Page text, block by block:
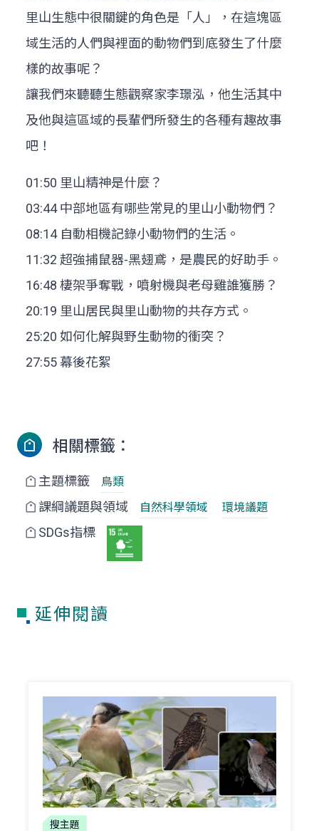
里山生態中很關鍵的角色是「人」，在這塊區
域生活的人們與裡面的動物們到底發生了什麼
樣的故事呢？
讓我們來聽聽生態觀察家李璟泓，他生活其中
及他與這區域的長輩們所發生的各種有趣故事
吧！
01:50 里山精神是什麼？
03:44 中部地區有哪些常見的里山小動物們？
08:14 自動相機記錄小動物們的生活。
11:32 超強捕鼠器-黑翅鳶，是農民的好助手。
16:48 棲架爭奪戰，噴射機與老母雞誰獲勝？
20:19 里山居民與里山動物的共存方式。
25:20 如何化解與野生動物的衝突？
27:55 幕後花絮
相關標籤：
主題標籤 鳥類
課綱議題與領域 自然科學領域 環境議題
SDGs指標
延伸閱讀
搜主題